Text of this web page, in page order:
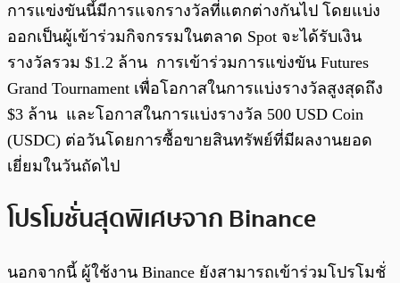
การแข่งขันนี้มีการแจกรางวัลที่แตกต่างกันไป โดยแบ่ง
ออกเป็นผู้เข้าร่วมกิจกรรมในตลาด Spot จะได้รับเงิน
รางวัลรวม $1.2 ล้าน การเข้าร่วมการแข่งขัน Futures
Grand Tournament เพื่อโอกาสในการแบ่งรางวัลสูงสุดถึง
$3 ล้าน และโอกาสในการแบ่งรางวัล 500 USD Coin
(USDC) ต่อวันโดยการซื้อขายสินทรัพย์ที่มีผลงานยอด
เยี่ยมในวันถัดไป
โปรโมชั่นสุดพิเศษจาก Binance
นอกจากนี้ ผู้ใช้งาน Binance ยังสามารถเข้าร่วมโปรโมชั่